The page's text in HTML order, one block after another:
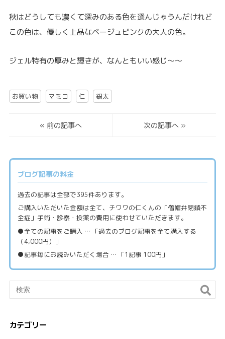
秋はどうしても濃くて深みのある色を選んじゃうんだけれど
この色は、優しく上品なベージュピンクの大人の色。
ジェル特有の厚みと輝きが、なんともいい感じ～～
お買い物 マミコ 仁 銀太
« 前の記事へ 次の記事へ»
ブログ記事の料金
過去の記事は全部で395件あります。
ご購入いただいた金額は全て、チワワの仁くんの「僧帽弁閉鎖不
全症」手術・診察・投薬の費用に使わせていただきます。
●全ての記事をご購入 … 「過去のブログ記事を全て購入する
（4,000円）」
●記事毎にお読みいただく場合 … 「1記事 100円」
カテゴリー